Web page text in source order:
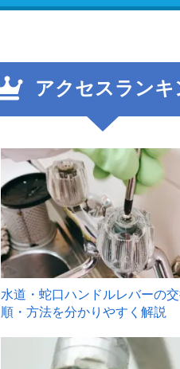
アクセスランキ
2
水道・蛇口ハンドルレバーの
順・方法を分かりやすく解説